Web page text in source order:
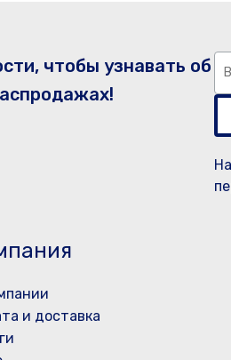
чтобы узнавать об
и доставка